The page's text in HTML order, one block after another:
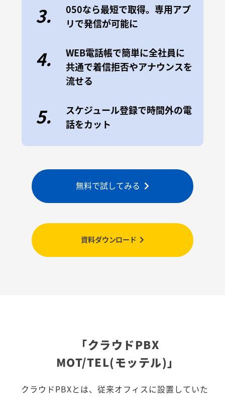
3.
050なら最短で取得。専用アプ
リで発信が可能に
4.
WEB電話帳で簡単に全社員に
共通で着信拒否やアナウンスを
流せる
5.
スケジュール登録で時間外の電
話をカット
無料で試してみる
資料ダウンロード
「クラウドPBX
MOT/TEL(モッテル)」
クラウドPBXとは、従来オフィスに設置していた